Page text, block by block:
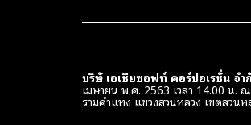
บริษัท เอเชียซอฟท์ คอร์ปอเรชั่น จ
เมษายน พ.ศ. 2563 เวลา 14.00 น.
รามคำแหง แขวงสวนหลวง เขตสวน